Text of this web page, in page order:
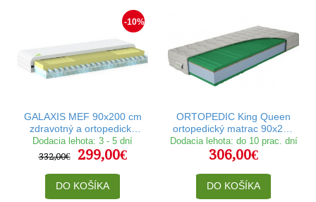
-10%
GALAXIS MEF 90x200 cm
zdravotný a ortopedický
matrac
Dodacia lehota: 3 - 5 dní
332,00€
299,00€
DO KOŠÍKA
ORTOPEDIC King Queen
ortopedický matrac 90x200
cm
Dodacia lehota: do 10 prac. dní
306,00€
DO KOŠÍKA